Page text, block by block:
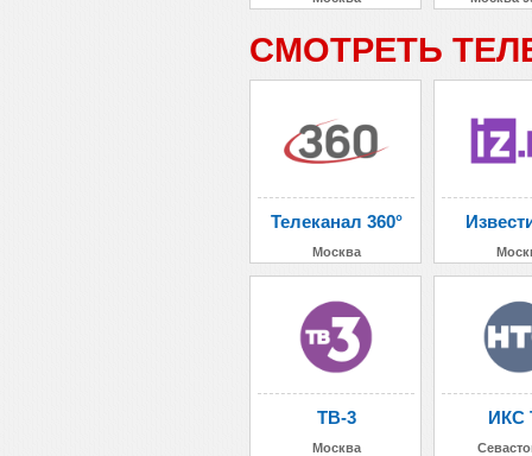
СМОТРЕТЬ
Телеканал 360°
Москва
ТВ-3
Москва
ИКС